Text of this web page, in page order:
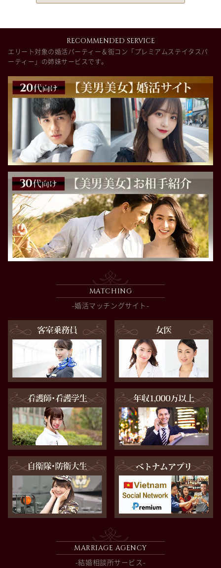
RECOMMENDED SERVICE
エリート対象の婚活パーティー＆街コン「プレミアムステイタスパ
ーティー」の姉妹サービスです。
MATCHING
-婚活マッチングサイト-
MARRIAGE AGENCY
-結婚相談所サービス-